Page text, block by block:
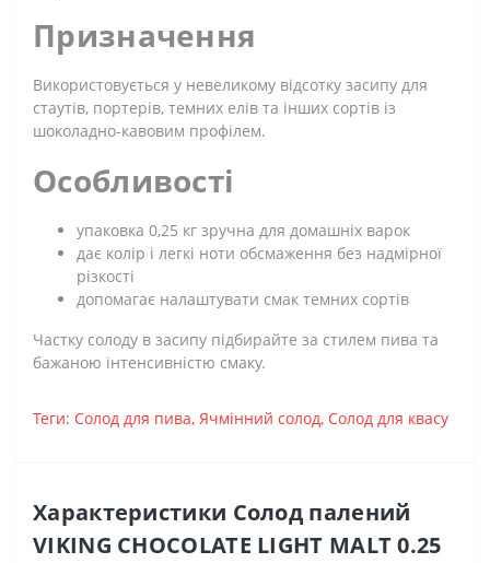
Призначення
Використовується у невеликому відсотку засипу для
стаутів, портерів, темних елів та інших сортів із
шоколадно-кавовим профілем.
Особливості
упаковка 0,25 кг зручна для домашніх варок
дає колір і легкі ноти обсмаження без надмірної
різкості
допомагає налаштувати смак темних сортів
Частку солоду в засипу підбирайте за стилем пива та
бажаною інтенсивністю смаку.
Теги: Солод для пива, Ячмінний солод, Солод для квасу
Характеристики Солод палений
VIKING CHOCOLATE LIGHT MALT 0.25